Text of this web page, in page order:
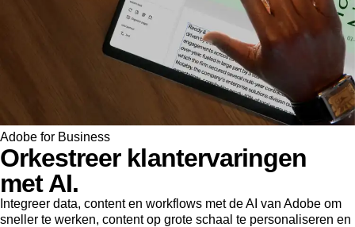
Adobe for Business
Orkestreer klantervaringen
met AI.
Integreer data, content en workflows met de AI van Adobe om
sneller te werken, content op grote schaal te personaliseren en